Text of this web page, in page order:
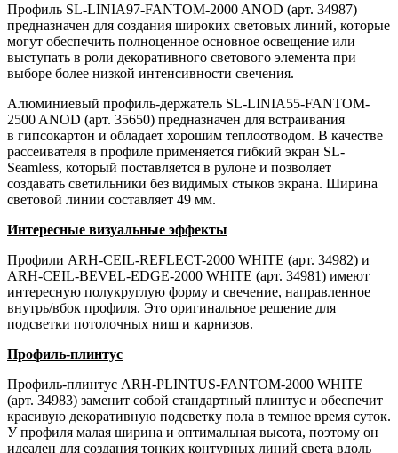
Профиль SL-LINIA97-FANTOM-2000 ANOD (арт. 34987)
предназначен для создания широких световых линий, которые
могут обеспечить полноценное основное освещение или
выступать в роли декоративного светового элемента при
выборе более низкой интенсивности свечения.
Алюминиевый профиль-держатель SL-LINIA55-FANTOM-
2500 ANOD (арт. 35650) предназначен для встраивания
в гипсокартон и обладает хорошим теплоотводом. В качестве
рассеивателя в профиле применяется гибкий экран SL-
Seamless, который поставляется в рулоне и позволяет
создавать светильники без видимых стыков экрана. Ширина
световой линии составляет 49 мм.
Интересные визуальные эффекты
Профили ARH-CEIL-REFLECT-2000 WHITE (арт. 34982) и
ARH-CEIL-BEVEL-EDGE-2000 WHITE (арт. 34981) имеют
интересную полукруглую форму и свечение, направленное
внутрь/вбок профиля. Это оригинальное решение для
подсветки потолочных ниш и карнизов.
Профиль-плинтус
Профиль-плинтус ARH-PLINTUS-FANTOM-2000 WHITE
(арт. 34983) заменит собой стандартный плинтус и обеспечит
красивую декоративную подсветку пола в темное время суток.
У профиля малая ширина и оптимальная высота, поэтому он
идеален для создания тонких контурных линий света вдоль